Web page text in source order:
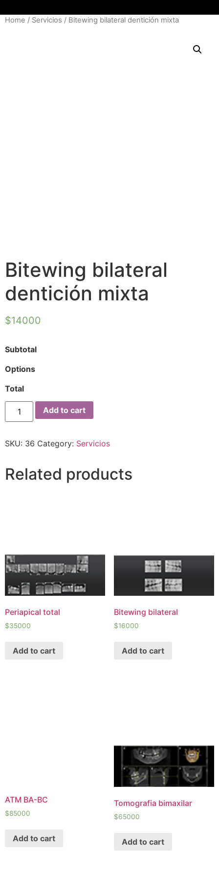
Home / Servicios / Bitewing bilateral dentición mixta
Bitewing bilateral
dentición mixta
$14000
Subtotal
Options
Total
Add to cart
SKU: 36 Category: Servicios
Related products
Periapical total
$35000
Add to cart
Bitewing bilateral
$16000
Add to cart
ATM BA-BC
$85000
Add to cart
Tomografia bimaxilar
$65000
Add to cart